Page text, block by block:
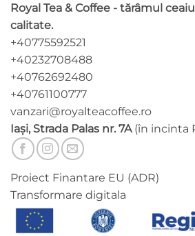
Royal Tea & Coffee - tărâmul
calitate.
+40775592521
+40232708488
+40762692480
+40761100777
vanzari@royalteacoffee.ro
Iași, Strada Palas nr. 7A(în incinta
Proiect Finantare EU (ADR)
Transformare digitala